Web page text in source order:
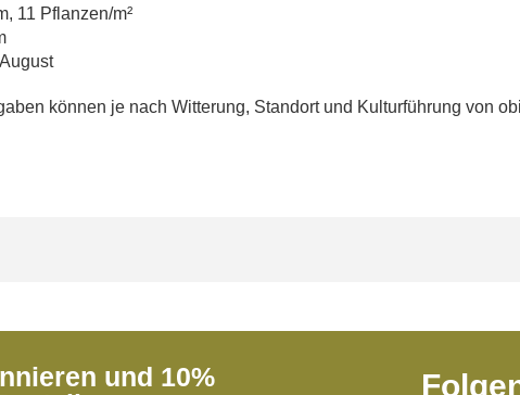
11 Pflanzen/m²
können je nach Witterung, Standort und Kulturführung von
und 10%